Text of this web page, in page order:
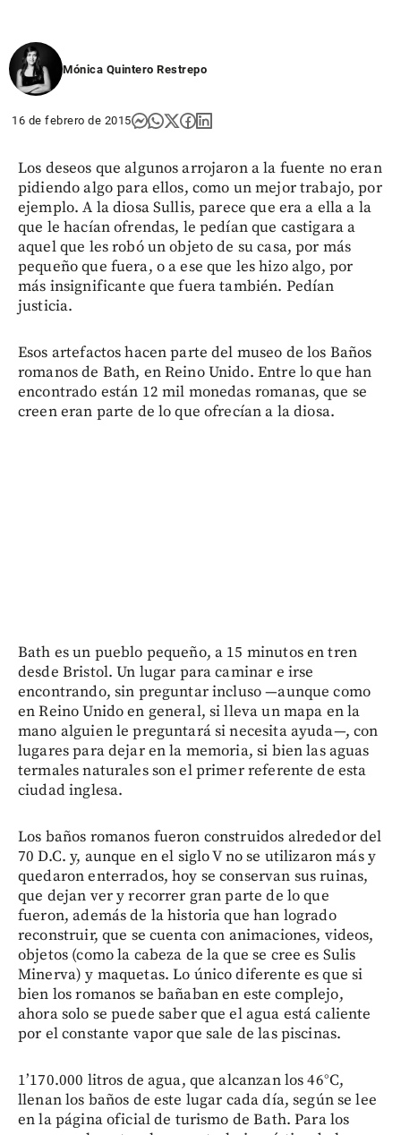
Mónica Quintero Restrepo
16 de febrero de 2015
Los deseos que algunos arrojaron a la fuente no eran
pidiendo algo para ellos, como un mejor trabajo, por
ejemplo. A la diosa Sullis, parece que era a ella a la
que le hacían ofrendas, le pedían que castigara a
aquel que les robó un objeto de su casa, por más
pequeño que fuera, o a ese que les hizo algo, por
más insignificante que fuera también. Pedían
justicia.
Esos artefactos hacen parte del museo de los Baños
romanos de Bath, en Reino Unido. Entre lo que han
encontrado están 12 mil monedas romanas, que se
creen eran parte de lo que ofrecían a la diosa.
Bath es un pueblo pequeño, a 15 minutos en tren
desde Bristol. Un lugar para caminar e irse
encontrando, sin preguntar incluso —aunque como
en Reino Unido en general, si lleva un mapa en la
mano alguien le preguntará si necesita ayuda—, con
lugares para dejar en la memoria, si bien las aguas
termales naturales son el primer referente de esta
ciudad inglesa.
Los baños romanos fueron construidos alrededor del
70 D.C. y, aunque en el siglo V no se utilizaron más y
quedaron enterrados, hoy se conservan sus ruinas,
que dejan ver y recorrer gran parte de lo que
fueron, además de la historia que han logrado
reconstruir, que se cuenta con animaciones, videos,
objetos (como la cabeza de la que se cree es Sulis
Minerva) y maquetas. Lo único diferente es que si
bien los romanos se bañaban en este complejo,
ahora solo se puede saber que el agua está caliente
por el constante vapor que sale de las piscinas.
1’170.000 litros de agua, que alcanzan los 46°C,
llenan los baños de este lugar cada día, según se lee
en la página oficial de turismo de Bath. Para los